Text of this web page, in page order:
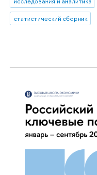
статистический сборник